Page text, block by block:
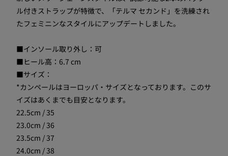
ル付きストラップが特徴で、「テルマ セカンド」を洗練され
たフェミニンなスタイルにアップデートしました。
■インソール取り外し：可
■ヒール高：6.7 cm
■サイズ：
*カンペールはヨーロッパ・サイズとなっております。このサ
イズはあくまでも目安となります。
22.5cm / 35
23.0cm / 36
23.5cm / 37
24.0cm / 38